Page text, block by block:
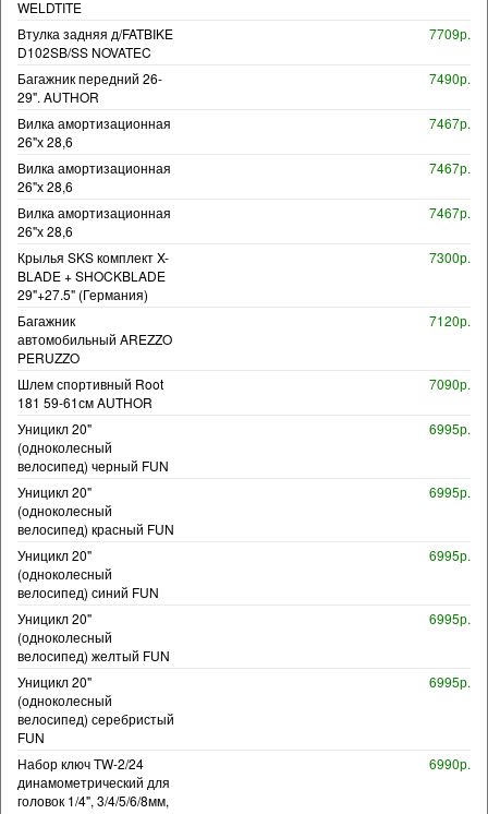
WELDTITE
Втулка задняя д/FATBIKE
D102SB/SS NOVATEC
7709р.
Багажник передний 26-
29". AUTHOR
7490р.
Вилка амортизационная
26"х 28,6
7467р.
Вилка амортизационная
26"х 28,6
7467р.
Вилка амортизационная
26"х 28,6
7467р.
Крылья SKS комплект X-
BLADE + SHOCKBLADE
29"+27.5" (Германия)
7300р.
Багажник
автомобильный AREZZO
PERUZZO
7120р.
Шлем спортивный Root
181 59-61см AUTHOR
7090р.
Уницикл 20"
(одноколесный
велосипед) черный FUN
6995р.
Уницикл 20"
(одноколесный
велосипед) красный FUN
6995р.
Уницикл 20"
(одноколесный
велосипед) синий FUN
6995р.
Уницикл 20"
(одноколесный
велосипед) желтый FUN
6995р.
Уницикл 20"
(одноколесный
велосипед) серебристый
FUN
6995р.
Набор ключ TW-2/24
динамометрический для
головок 1/4", 3/4/5/6/8мм,
6990р.